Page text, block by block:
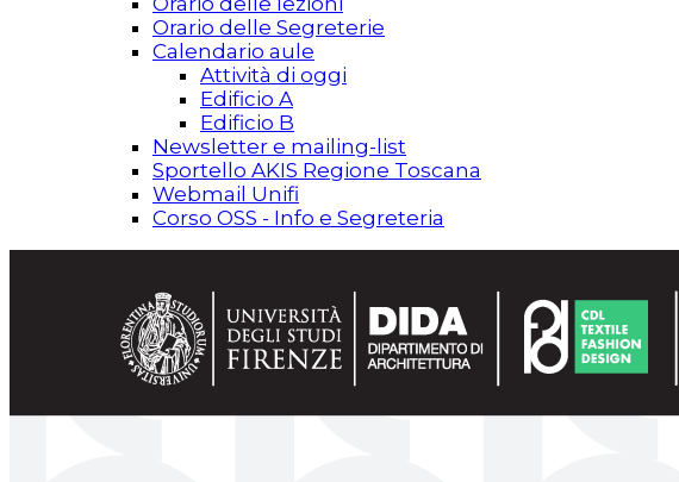
Orario delle Segreterie
Calendario aule
Attività di oggi
Edificio A
Edificio B
Newsletter e mailing-list
Sportello AKIS Regione Toscana
Webmail Unifi
Corso OSS - Info e Segreteria